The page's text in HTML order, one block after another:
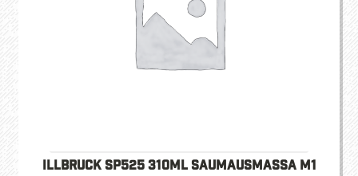
tuotteen
sivulla.
Illbruck SP525 310ml saumausmassa M1